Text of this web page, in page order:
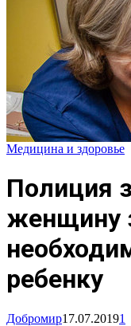
Медицина и здоровье
Полиция
женщину
ребенку
Добромир17.07.20191